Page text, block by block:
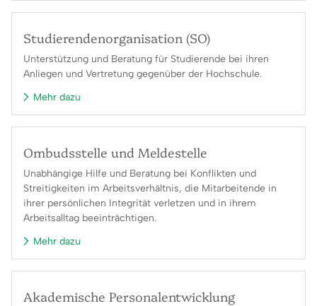
Studierendenorganisation (SO)
Unterstützung und Beratung für Studierende bei ihren
Anliegen und Vertretung gegenüber der Hochschule.
Mehr dazu
Ombudsstelle und Meldestelle
Unabhängige Hilfe und Beratung bei Konflikten und
Streitigkeiten im Arbeitsverhältnis, die Mitarbeitende in
ihrer persönlichen Integrität verletzen und in ihrem
Arbeitsalltag beeinträchtigen.
Mehr dazu
Akademische Personalentwicklung